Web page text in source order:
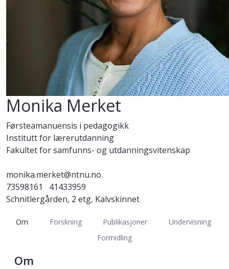
Monika Merket
Førsteamanuensis i pedagogikk
Institutt for lærerutdanning
Fakultet for samfunns- og utdanningsvitenskap
monika.merket@ntnu.no
73598161
41433959
Schnitlergården, 2 etg, Kalvskinnet
Om Forskning Publikasjoner
Undervisning
Formidling
Om